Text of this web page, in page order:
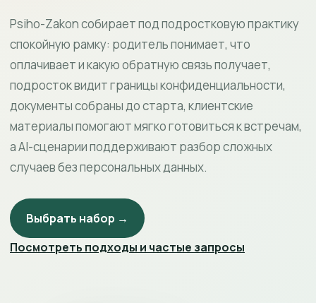
Psiho-Zakon собирает под подростковую практику
спокойную рамку: родитель понимает, что
оплачивает и какую обратную связь получает,
подросток видит границы конфиденциальности,
документы собраны до старта, клиентские
материалы помогают мягко готовиться к встречам,
а AI-сценарии поддерживают разбор сложных
случаев без персональных данных.
Выбрать набор →
Посмотреть подходы и частые запросы